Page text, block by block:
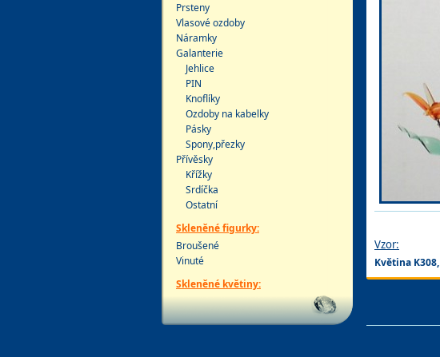
Prsteny
Vlasové ozdoby
Náramky
Galanterie
Jehlice
PIN
Knoflíky
Ozdoby na kabelky
Pásky
Spony,přezky
Přívěsky
Křížky
Srdíčka
Ostatní
Skleněné figurky:
Broušené
Vinuté
Skleněné květiny:
Vzor:
Květina K308,